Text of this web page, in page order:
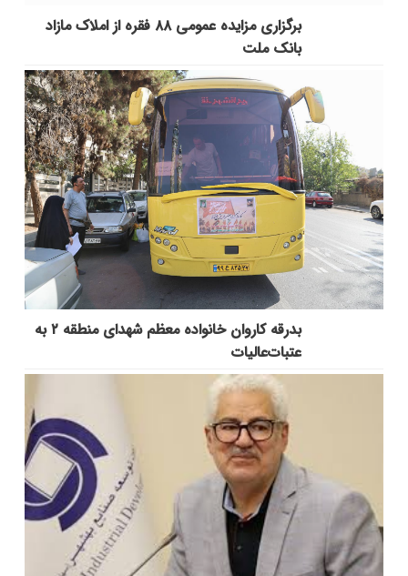
برگزاری مزایده عمومی ۸۸ فقره از املاک مازاد
بانک ملت
بدرقه کاروان خانواده معظم شهدای منطقه ۲ به
عتبات‌عالیات